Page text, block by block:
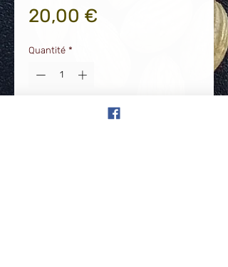
20,00 €
Quantité *
Ajouter au panier